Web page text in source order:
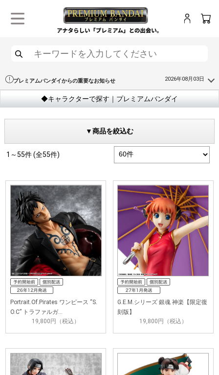
プレミアムバンダイからの重要なお知らせ 2026年08月03日
◆キャラクターで探す｜プレミアムバンダイ
▼商品を絞込む
1～55件 (全55件)
Portrait.Of.Pirates ワンピース “S.
O.C” トラファルガ…
19,800円（税込）
G.E.M.シリーズ 銀魂 神楽【限定復
刻版】
19,800円（税込）